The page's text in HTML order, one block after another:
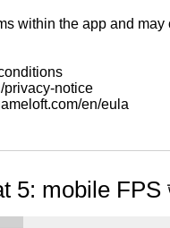
within the app and
privacy-notice
en/eula
5: mobile FPS